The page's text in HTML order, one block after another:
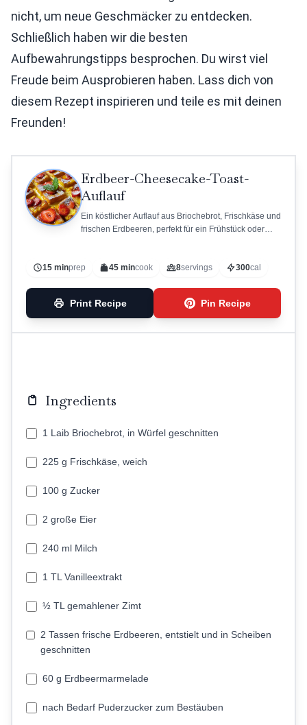
nicht, um neue Geschmäcker zu entdecken.
Schließlich haben wir die besten
Aufbewahrungstipps besprochen. Du wirst viel
Freude beim Ausprobieren haben. Lass dich von
diesem Rezept inspirieren und teile es mit deinen
Freunden!
Erdbeer-Cheesecake-Toast-
Auflauf
Ein köstlicher Auflauf aus Briochebrot, Frischkäse und
frischen Erdbeeren, perfekt für ein Frühstück oder
15 minprep 45 mincook 8servings 300cal
Print Recipe Pin Recipe
Ingredients
1 Laib Briochebrot, in Würfel geschnitten
225 g Frischkäse, weich
100 g Zucker
2 große Eier
240 ml Milch
1 TL Vanilleextrakt
½ TL gemahlener Zimt
2 Tassen frische Erdbeeren, entstielt und in Scheiben
geschnitten
60 g Erdbeermarmelade
nach Bedarf Puderzucker zum Bestäuben